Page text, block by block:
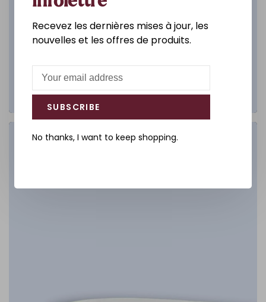
Salle de bain
Recevez les dernières mises à jour, les
nouvelles et les offres de produits.
SUBSCRIBE
No thanks, I want to keep shopping.